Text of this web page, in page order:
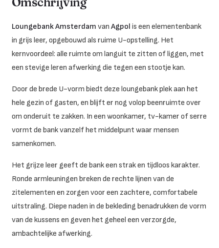
Loungebank Amsterdam van Agpol is een elementenbank
in grijs leer, opgebouwd als ruime U-opstelling. Het
kernvoordeel: alle ruimte om languit te zitten of liggen, met
een stevige leren afwerking die tegen een stootje kan.
Door de brede U-vorm biedt deze loungebank plek aan het
hele gezin of gasten, en blijft er nog volop beenruimte over
om onderuit te zakken. In een woonkamer, tv-kamer of serre
vormt de bank vanzelf het middelpunt waar mensen
samenkomen.
Het grijze leer geeft de bank een strak en tijdloos karakter.
Ronde armleuningen breken de rechte lijnen van de
zitelementen en zorgen voor een zachtere, comfortabele
uitstraling. Diepe naden in de bekleding benadrukken de vorm
van de kussens en geven het geheel een verzorgde,
ambachtelijke afwerking.